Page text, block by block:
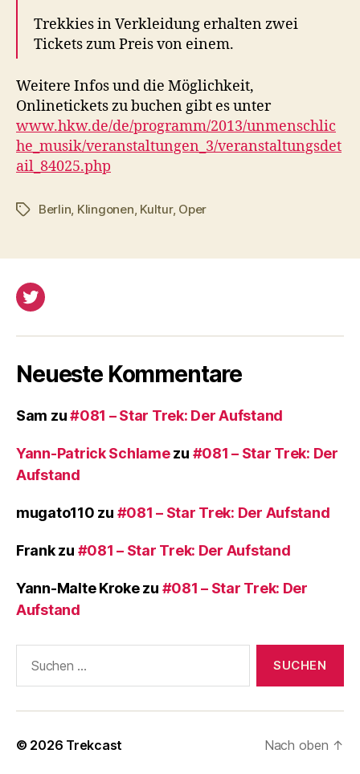
Trekkies in Verkleidung erhalten zwei
Tickets zum Preis von einem.
Weitere Infos und die Möglichkeit,
Onlinetickets zu buchen gibt es unter
www.hkw.de/de/programm/2013/unmenschlic
he_musik/veranstaltungen_3/veranstaltungsdet
ail_84025.php
Schlagwörter
Berlin, Klingonen, Kultur, Oper
Twitter
Neueste Kommentare
Sam zu#081 – Star Trek: Der Aufstand
Yann-Patrick Schlamezu #081 – Star Trek: Der
Aufstand
mugato110 zu #081 – Star Trek: Der Aufstand
Frankzu #081 – Star Trek: Der Aufstand
Yann-Malte Krokezu #081 – Star Trek: Der
Aufstand
nach:
© 2026 Trekcast Nach oben ↑